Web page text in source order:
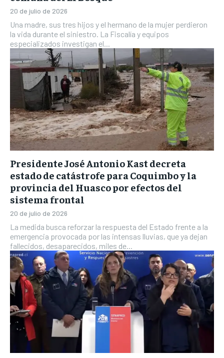
20 de julio de 2026
Una madre, sus tres hijos y el hermano de la mujer perdieron
la vida durante el siniestro. La Fiscalía y equipos
especializados investigan el...
Presidente José Antonio Kast decreta
estado de catástrofe para Coquimbo y la
provincia del Huasco por efectos del
sistema frontal
20 de julio de 2026
La medida busca reforzar la respuesta del Estado frente a la
emergencia provocada por las intensas lluvias, que ya dejan
fallecidos, desaparecidos, miles de...